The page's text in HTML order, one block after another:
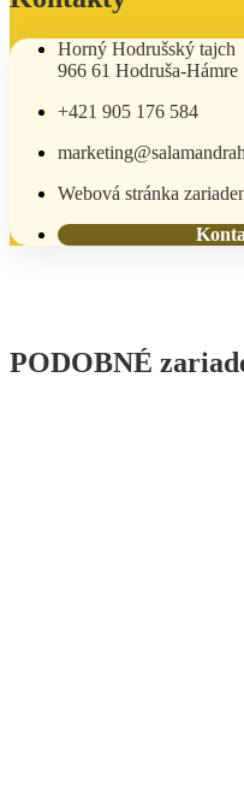
Horný Hodrušský tajch
966 61 Hodruša-Hámre
+421 905 176 584
Webová stránka
PODOBNÉ